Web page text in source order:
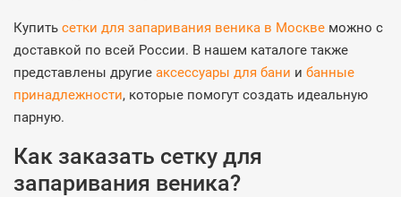
Купить сетки для запаривания веника в Москве можно с
доставкой по всей России. В нашем каталоге также
представлены другие аксессуары для бани и банные
принадлежности, которые помогут создать идеальную
парную.
Как заказать сетку для
запаривания веника?